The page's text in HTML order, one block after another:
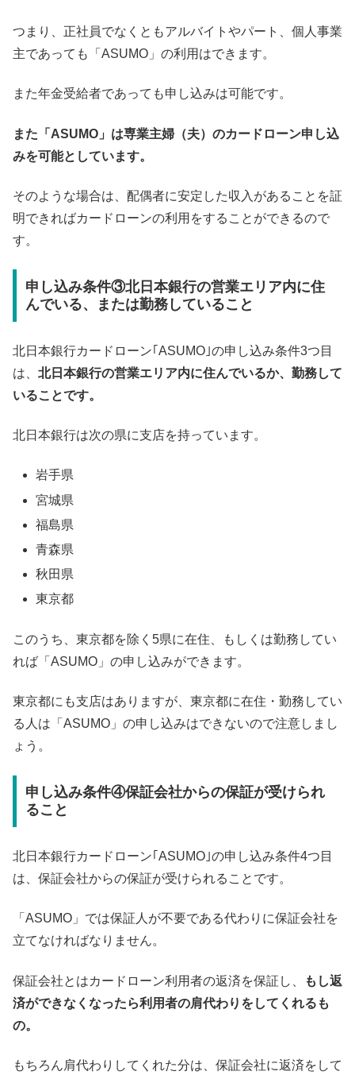
つまり、正社員でなくともアルバイトやパート、個人事業
主であっても「ASUMO」の利用はできます。
また年金受給者であっても申し込みは可能です。
また「ASUMO」は専業主婦（夫）のカードローン申し込
みを可能としています。
そのような場合は、配偶者に安定した収入があることを証
明できればカードローンの利用をすることができるので
す。
申し込み条件③北日本銀行の営業エリア内に住
んでいる、または勤務していること
北日本銀行カードローン｢ASUMO｣の申し込み条件3つ目
は、 北日本銀行の営業エリア内に住んでいるか、勤務して
いることです。
北日本銀行は次の県に支店を持っています。
岩手県
宮城県
福島県
青森県
秋田県
東京都
このうち、東京都を除く5県に在住、もしくは勤務してい
れば「ASUMO」の申し込みができます。
東京都にも支店はありますが、東京都に在住・勤務してい
る人は「ASUMO」の申し込みはできないので注意しまし
ょう。
申し込み条件④保証会社からの保証が受けられ
ること
北日本銀行カードローン｢ASUMO｣の申し込み条件4つ目
は、保証会社からの保証が受けられることです。
「ASUMO」では保証人が不要である代わりに保証会社を
立てなければなりません。
保証会社とはカードローン利用者の返済を保証し、
もし返
済ができなくなったら利用者の肩代わりをしてくれるも
の。
もちろん肩代わりしてくれた分は、保証会社に返済をして